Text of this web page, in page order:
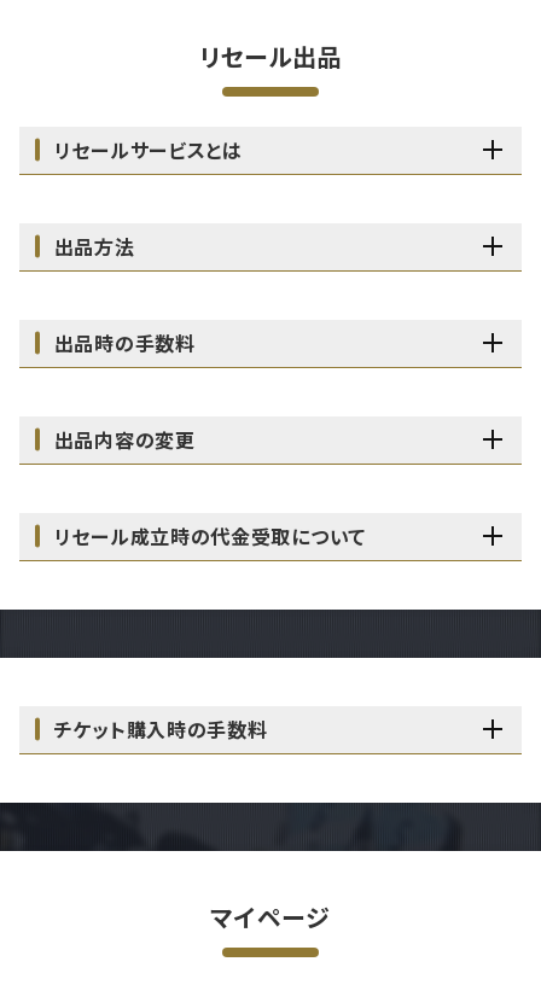
リセール出品
リセールサービスとは
出品方法
出品時の手数料
出品内容の変更
リセール成立時の代金受取について
チケット購入時の手数料
マイページ